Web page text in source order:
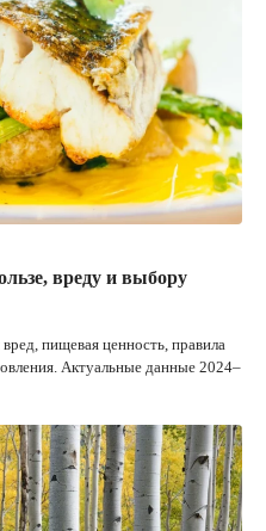
вреду и выбору
пищевая ценность, правила
Актуальные данные 2024–